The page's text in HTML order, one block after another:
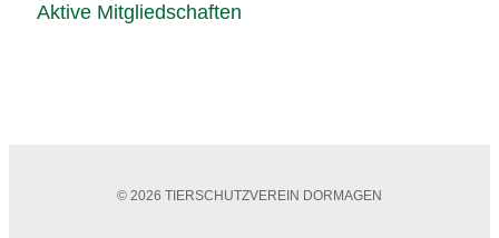
Aktive Mitgliedschaften
© 2026 TIERSCHUTZVEREIN DORMAGEN